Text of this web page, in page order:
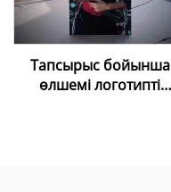
Тапсырыс бойынша
өлшемі логотипті